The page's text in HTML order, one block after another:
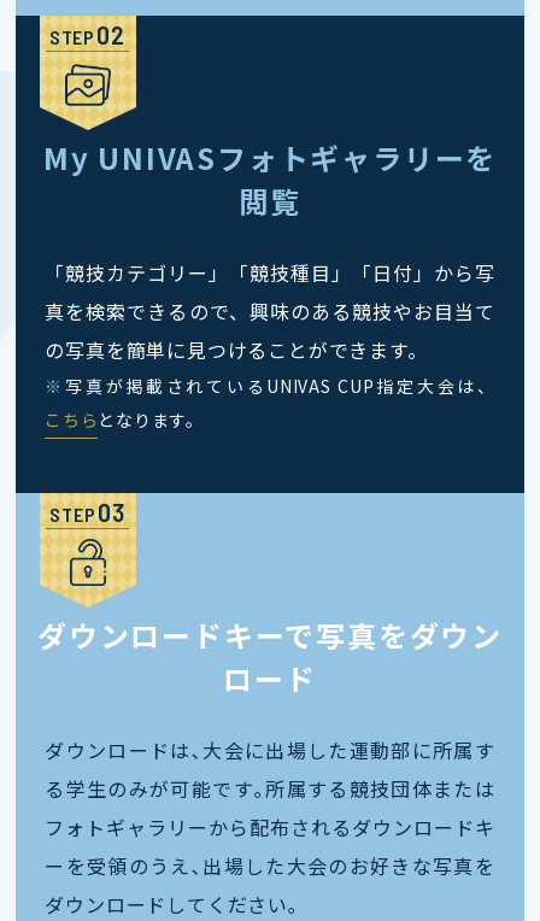
STEP
My UNIVASフォトギャラリーを
閲覧
「競技カテゴリー」「競技種目」「日付」から写
真を検索できるので、興味のある競技やお目当て
の写真を簡単に見つけることができます。
※ 写真が掲載されているUNIVAS CUP指定大会は、
こちら となります。
STEP
ダウンロードキーで写真をダウン
ロード
ダウンロードは､大会に出場した運動部に所属す
る学生のみが可能です｡所属する競技団体または
フォトギャラリーから配布されるダウンロードキ
ーを受領のうえ､出場した大会のお好きな写真を
ダウンロードしてください｡